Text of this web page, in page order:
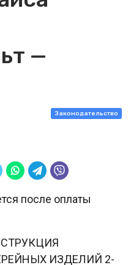
—
Законодательство
после оплаты
ИЗДЕЛИЙ 2-